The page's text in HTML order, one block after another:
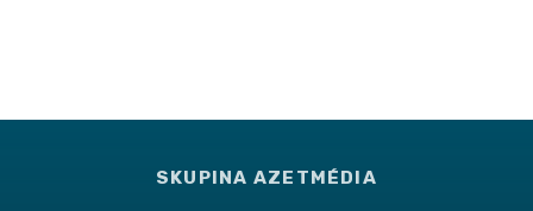
SKUPINA AZETMÉDIA